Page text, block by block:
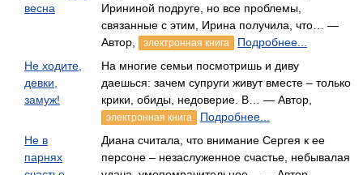
весна
Ирининой подруге, но все проблемы,
связанные с этим, Ирина получила, что… —
Автор,
электронная книга
Подробнее...
Не ходите,
девки,
замуж!
На многие семьи посмотришь и диву
даешься: зачем супруги живут вместе – только
крики, обиды, недоверие. В… — Автор,
электронная книга
Подробнее...
Не в
парнях
Диана считала, что внимание Сергея к ее
персоне – незаслуженное счастье, небывалая